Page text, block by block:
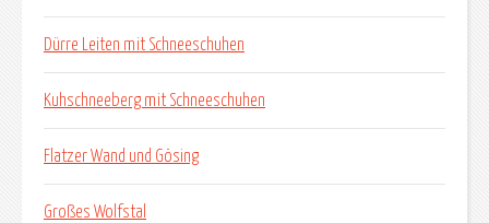
Dürre Leiten mit Schneeschuhen
Kuhschneeberg mit Schneeschuhen
Flatzer Wand und Gösing
Großes Wolfstal